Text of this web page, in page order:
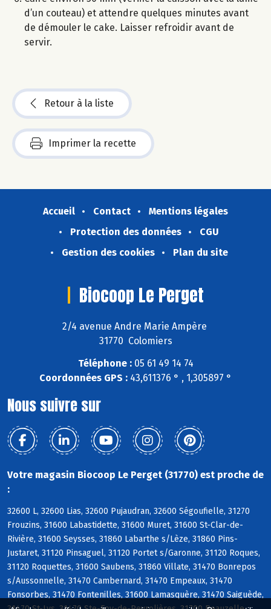
d’un couteau) et attendre quelques minutes avant
de démouler le cake. Laisser refroidir avant de
servir.
Retour à la liste
Imprimer la recette
Accueil Contact
Mentions légales
Protection des données
CGU
Gestion des cookies
Plan du site
Biocoop Le Perget
2/4 avenue Andre Marie Ampère
31770 Colomiers
Téléphone :05 61 49 14 74
Coordonnées GPS : 43,611376 ° , 1,305897 °
Nous suivre sur
Votre magasin Biocoop Le Perget (31770) est proche de
:
32600 L, 32600 Lias, 32600 Pujaudran, 32600 Ségoufielle, 31270
Frouzins, 31600 Labastidette, 31600 Muret, 31600 St-Clar-de-
Rivière, 31600 Seysses, 31860 Labarthe s/Lèze, 31860 Pins-
Justaret, 31120 Pinsaguel, 31120 Portet s/Garonne, 31120 Roques,
31120 Roquettes, 31600 Saubens, 31860 Villate, 31470 Bonrepos
s/Aussonnelle, 31470 Cambernard, 31470 Empeaux, 31470
Fonsorbes, 31470 Fontenilles, 31600 Lamasquère, 31470 Saiguède,